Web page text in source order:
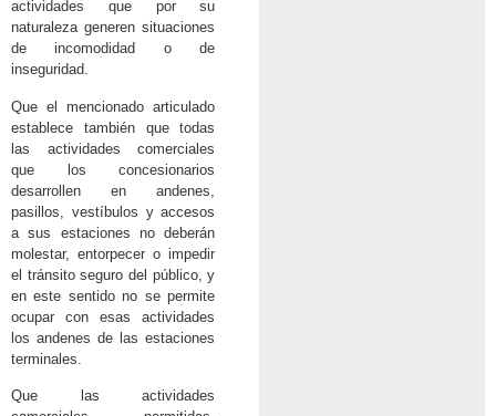
actividades que por su
naturaleza generen situaciones
de incomodidad o de
inseguridad.
Que el mencionado articulado
establece también que todas
las actividades comerciales
que los concesionarios
desarrollen en andenes,
pasillos, vestíbulos y accesos
a sus estaciones no deberán
molestar, entorpecer o impedir
el tránsito seguro del público, y
en este sentido no se permite
ocupar con esas actividades
los andenes de las estaciones
terminales.
Que las actividades